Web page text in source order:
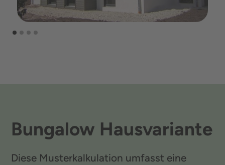
Bungalow Hausvariante
Diese Musterkalkulation umfasst eine